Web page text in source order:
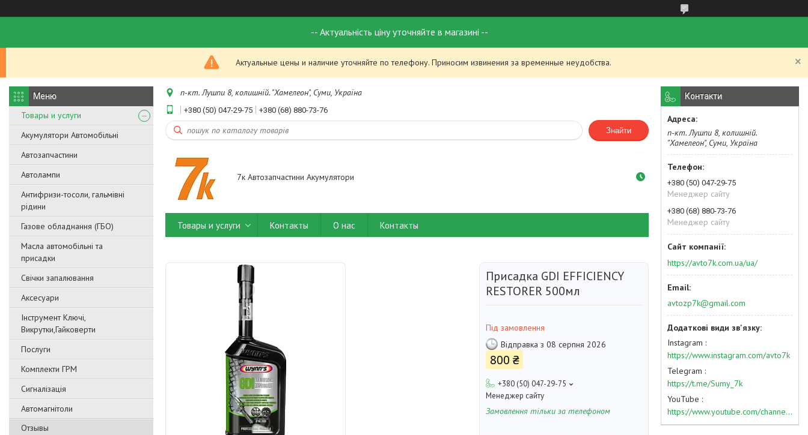
-- Актуальність ціну уточняйте в магазині --
Актуальные цены и наличие уточняйте по телефону. Приносим извинения за временные неудобства.
Товары и услуги
Акумулятори Автомобільні
Автозапчастини
Автолампи
Антифризи-тосоли, гальмівні
рідини
Газове обладнання (ГБО)
Масла автомобільні та
присадки
Свічки запалювання
Аксесуари
Інструмент Ключі,
Викрутки,Гайковерти
Послуги
Комплекти ГРМ
Сигналізація
Автомагнітоли
Отзывы
п-кт. Лушпи 8, колишній. "Хамелеон", Суми, Україна
+380 (50) 047-29-75 +380 (68) 880-73-76
Знайти
7к Автозапчастини Акумулятори
Товары и услуги Контакты О нас Контакты
Присадка GDI EFFICIENCY
RESTORER 500мл
Під замовлення
Відправка з 08 серпня 2026
800 ₴
+380 (50) 047-29-75
Менеджер сайту
Замовлення тільки за телефоном
Контакти
п-кт. Лушпи 8, колишній.
"Хамелеон", Суми, Україна
+380 (50) 047-29-75
Менеджер сайту
+380 (68) 880-73-76
Менеджер сайту
https://avto7k.com.ua/ua/
avtozp7k@gmail.com
Instagram
https://www.instagram.com/avto7k
Telegram
https://t.me/Sumy_7k
YouTube
https://www.youtube.com/channel/UC574nvqqf5H_LzT4Va_GpQg?view_as=subscriber